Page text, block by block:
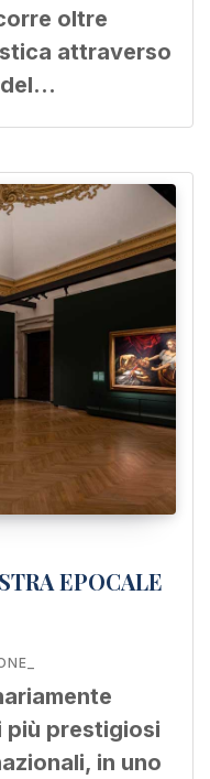
oltre
attraverso
del…
EPOCALE
più prestigiosi
in uno